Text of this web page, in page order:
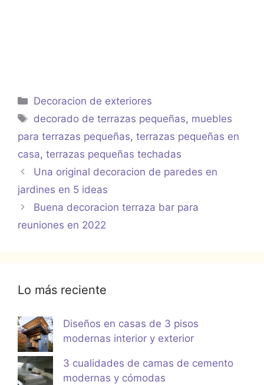
Categorías
Decoracion de exteriores
Etiquetas
decorado de terrazas pequeñas, muebles
para terrazas pequeñas, terrazas pequeñas en
casa, terrazas pequeñas techadas
Una original decoracion de paredes en
jardines en 5 ideas
Buena decoracion terraza bar para
reuniones en 2022
Lo más reciente
Diseños en casas de 3 pisos
modernas interior y exterior
3 cualidades de camas de cemento
modernas y cómodas